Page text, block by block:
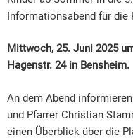
Informationsabend für die
Mittwoch, 25. Juni 2025
Hagenstr. 24 in Bensheim.
An dem Abend
und Pfarrer Christian
einen Überblick über die